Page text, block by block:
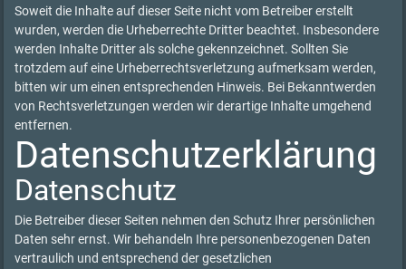
Soweit die Inhalte auf dieser Seite nicht vom Betreiber erstellt
wurden, werden die Urheberrechte Dritter beachtet. Insbesondere
werden Inhalte Dritter als solche gekennzeichnet. Sollten Sie
trotzdem auf eine Urheberrechtsverletzung aufmerksam werden,
bitten wir um einen entsprechenden Hinweis. Bei Bekanntwerden
von Rechtsverletzungen werden wir derartige Inhalte umgehend
entfernen.
Datenschutzerklärung
Datenschutz
Die Betreiber dieser Seiten nehmen den Schutz Ihrer persönlichen
Daten sehr ernst. Wir behandeln Ihre personenbezogenen Daten
vertraulich und entsprechend der gesetzlichen